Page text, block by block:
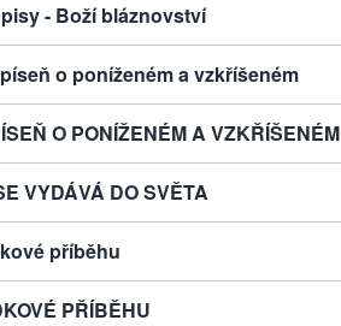
- Boží bláznovství
o poníženém a vzkříšeném
O PONÍŽENÉM A VZKŘÍŠENÉM
VYDÁVÁ DO SVĚTA
příběhu
PŘÍBĚHU